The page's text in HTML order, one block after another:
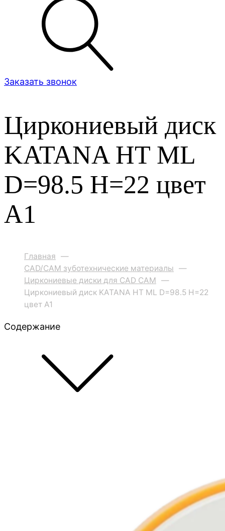
Заказать звонок
Циркониевый диск
KATANA HT ML
D=98.5 H=22 цвет
A1
Главная —
CAD/CAM зуботехнические материалы —
Циркониевые диски для CAD CAM —
Циркониевый диск KATANA HT ML D=98.5 H=22
цвет A1
Содержание